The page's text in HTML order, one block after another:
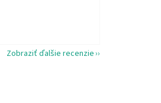
hviezdičiek.
Zobraziť ďalšie recenzie